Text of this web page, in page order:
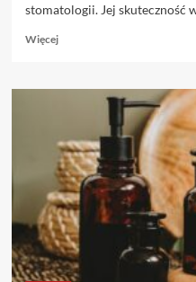
stomatologii. Jej skuteczność
WięcejDowiedz
o
PRP
jest
dla
każdego?
Przeciwwskazania
i
zalecenia